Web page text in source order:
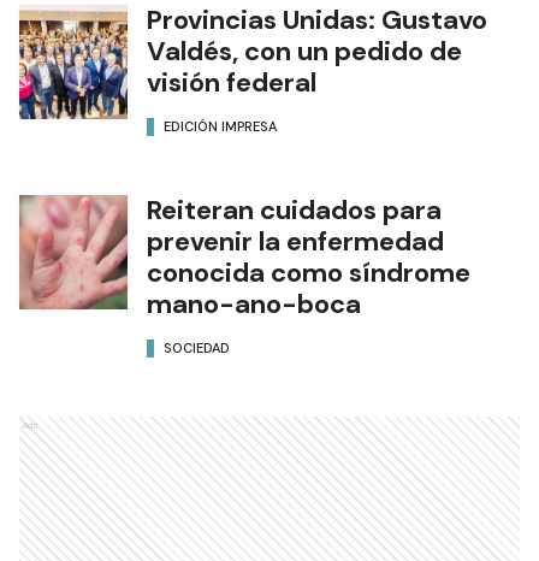
Provincias Unidas: Gustavo
Valdés, con un pedido de
visión federal
EDICIÓN IMPRESA
Reiteran cuidados para
prevenir la enfermedad
conocida como síndrome
mano-ano-boca
SOCIEDAD
Ads